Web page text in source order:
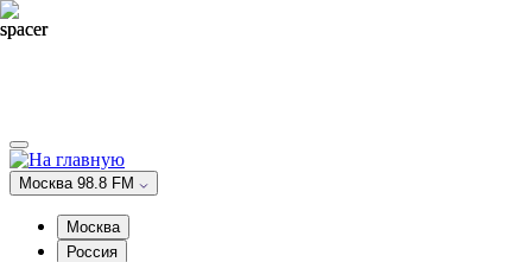
Москва 98.8 FM
Москва
Россия